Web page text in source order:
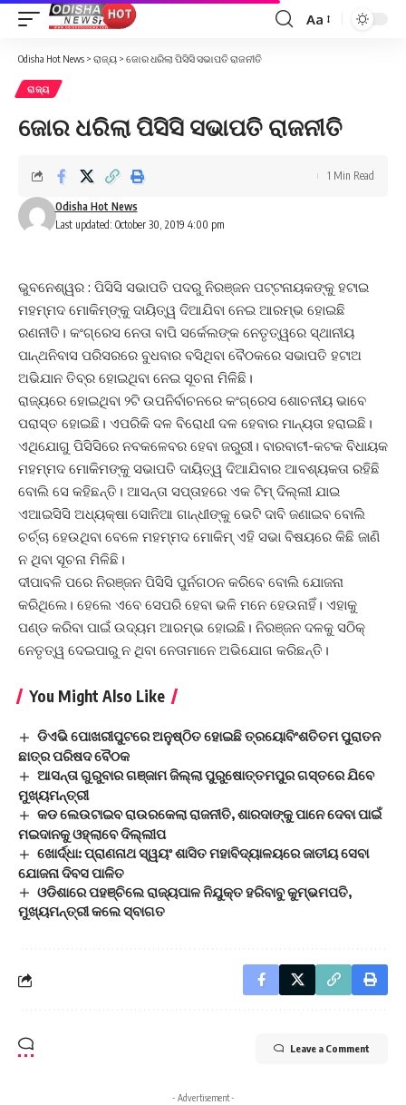
Font
Aa
Odisha Hot News > ରାଜ୍ୟ > ଜୋର ଧରିଲା ପିସିସି ସଭାପତି ରାଜନୀତି
ରାଜ୍ୟ
ଜୋର ଧରିଲା ପିସିସି ସଭାପତି ରାଜନୀତି
Last updated: October 30, 2019 4:00 pm
Odisha Hot News
1 Min Read
ଭୁବନେଶ୍ୱର : ପିସିସି ସଭାପତି ପଦରୁ ନିରଞ୍ଜନ ପଟ୍ଟନାୟକଙ୍କୁ ହଟାଇ
ମହମ୍ମଦ ମୋକିମ୍‌ଙ୍କୁ ଦାୟିତ୍ୱ ଦିଆଯିବା ନେଇ ଆରମ୍ଭ ହୋଇଛି
ରଣନୀତି। କଂଗ୍ରେସ ନେତା ବାପି ସର୍କେଲଙ୍କ ନେତୃତ୍ୱରେ ସ୍ଥାନୀୟ
ପାନ୍ଥନିବାସ ପରିସରରେ ବୁଧବାର ବସିଥିବା ବୈଠକରେ ସଭାପତି ହଟାଅ
ଅଭିଯାନ ତିବ୍ର ହୋଇଥିବା ନେଇ ସୂଚନା ମିଳିଛି।
ରାଜ୍ୟରେ ହୋଇଥିବା ୨ଟି ଉପନିର୍ବାଚନରେ କଂଗ୍ରେସ ଶୋଚନୀୟ ଭାବେ
ପରାସ୍ତ ହୋଇଛି। ଏପରିକି ଦଳ ବିରୋଧୀ ଦଳ ହେବାର ମାନ୍ୟତା ହରାଇଛି।
ଏଥିଯୋଗୁ ପିସିସିରେ ନବକଳେବର ହେବା ଜରୁରୀ। ବାରବାଟୀ-କଟକ ବିଧାୟକ
ମହମ୍ମଦ ମୋକିମଙ୍କୁ ସଭାପତି ଦାୟିତ୍ୱ ଦିଆଯିବାର ଆବଶ୍ୟକତା ରହିଛି
ବୋଲି ସେ କହିଛନ୍ତି। ଆସନ୍ତା ସପ୍ତାହରେ ଏକ ଟିମ୍‌ ଦିଲ୍ଲୀ ଯାଇ
ଏଆଇସିସି ଅଧ୍ୟକ୍ଷା ସୋନିଆ ଗାନ୍ଧୀଙ୍କୁ ଭେଟି ଦାବି ଜଣାଇବ ବୋଲି
ଚର୍ଚ୍ଚା ହେଉଥିବା ବେଳେ ମହମ୍ମଦ ମୋକିମ୍‌ ଏହି ସଭା ବିଷୟରେ କିଛି ଜାଣି
ନ ଥିବା ସୂଚନା ମିଳିଛି।
ଦୀପାବଳି ପରେ ନିରଞ୍ଜନ ପିସିସି ପୁର୍ନଗଠନ କରିବେ ବୋଲି ଯୋଜନା
କରିଥିଲେ। ହେଲେ ଏବେ ସେପରି ହେବା ଭଳି ମନେ ହେଉନାହିଁ। ଏହାକୁ
ପଣ୍ଡ କରିବା ପାଇଁ ଉଦ୍ୟମ ଆରମ୍ଭ ହୋଇଛି। ନିରଞ୍ଜନ ଦଳକୁ ସଠିକ୍‌
ନେତୃତ୍ୱ ଦେଇପାରୁ ନ ଥିବା ନେତାମାନେ ଅଭିଯୋଗ କରିଛନ୍ତି।
You Might Also Like
ଡିଏଭି ପୋଖରୀପୁଟରେ ଅନୁଷ୍ଠିତ ହୋଇଛି ତ୍ରୟୋବିଂଶତିତମ ପୁରାତନ
ଛାତ୍ର ପରିଷଦ ବୈଠକ
ଆସନ୍ତା ଗୁରୁବାର ଗଞ୍ଜାମ ଜିଲ୍ଲା ପୁରୁଷୋତ୍ତମପୁର ଗସ୍ତରେ ଯିବେ
ମୁଖ୍ୟମନ୍ତ୍ରୀ
କଡ ଲେଉଟାଇବ ରାଉରକେଲା ରାଜନୀତି, ଶାରଦାଙ୍କୁ ପାନେ ଦେବା ପାଇଁ
ମଇଦାନକୁ ଓହ୍ଲାବେ ଦିଲ୍ଲୀପ
ଖୋର୍ଦ୍ଧା: ପ୍ରାଣନାଥ ସ୍ୱୟଂ ଶାସିତ ମହାବିଦ୍ୟାଳୟରେ ଜାତୀୟ ସେବା
ଯୋଜନା ଦିବସ ପାଳିତ
ଓଡିଶାରେ ପହଞ୍ଚିଲେ ରାଜ୍ୟପାଳ ନିଯୁକ୍ତ ହରିବାବୁ କୁମ୍ଭମପତି,
ମୁଖ୍ୟମନ୍ତ୍ରୀ କଲେ ସ୍ବାଗତ
Leave a Comment
- Advertisement -